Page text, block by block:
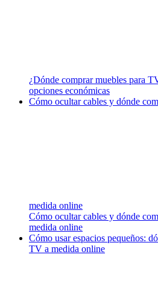
¿Dónde comprar muebles para
opciones económicas
Cómo ocultar cables y dónde
medida online
Cómo ocultar cables y dónde
medida online
Cómo usar espacios pequeños:
TV a medida online